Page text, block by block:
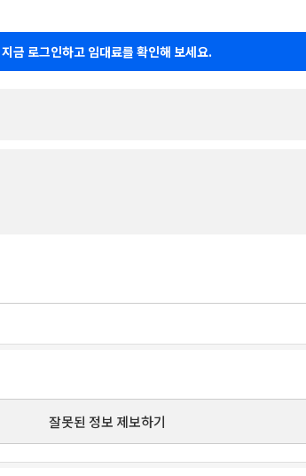
지금 로그인하고 임대료를 확인해 보세요.
잘못된 정보 제보하기